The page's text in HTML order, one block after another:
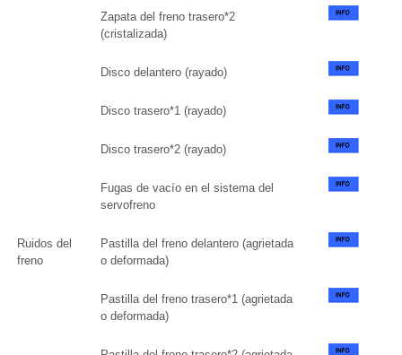
Zapata del freno trasero*2
(cristalizada)
Disco delantero (rayado)
Disco trasero*1 (rayado)
Disco trasero*2 (rayado)
Fugas de vacío en el sistema del
servofreno
Ruidos del
freno
Pastilla del freno delantero (agrietada
o deformada)
Pastilla del freno trasero*1 (agrietada
o deformada)